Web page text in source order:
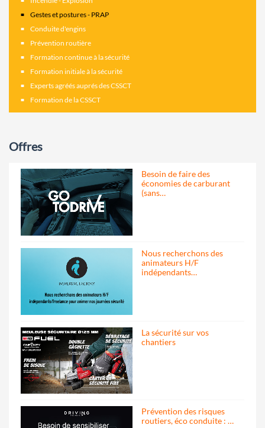
Gestes et postures - PRAP
Conduite d'engins
Prévention routière
Formation continue à la sécurité
Formation initiale à la sécurité
Experts agréés auprés des CSSCT
Formation de la CSSCT
Offres
Besoin de faire des
économies de carburant
(sans…
Nous recherchons des
animateurs H/F
indépendants…
La sécurité sur vos
chantiers
Prévention des risques
routiers, éco conduite : …